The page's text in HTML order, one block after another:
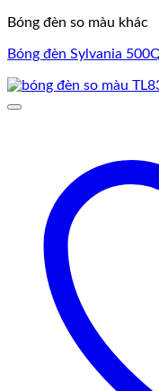
Bóng đèn so màu khác
Bóng đèn Sylvania